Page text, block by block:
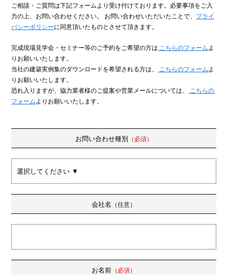
ご相談・ご質問は下記フォームより受け付けております。必要事項をご入
力の上、お問い合わせください。 お問い合わせいただいたことで、 プライ
バシーポリシーに同意頂いたものとさせて頂きます。
完成現場見学会・セミナー等のご予約をご希望の方は こちらのフォームよ
りお願いいたします。
当社の建築実例集のダウンロードを希望される方は、
こちらのフォームよ
りお願いいたします。
恐れ入りますが、協力業者様のご提案や営業メールについては、
こちらの
フォームよりお願いいたします。
お問い合わせ種別 （必須）
会社名 （任意）
お名前 （必須）